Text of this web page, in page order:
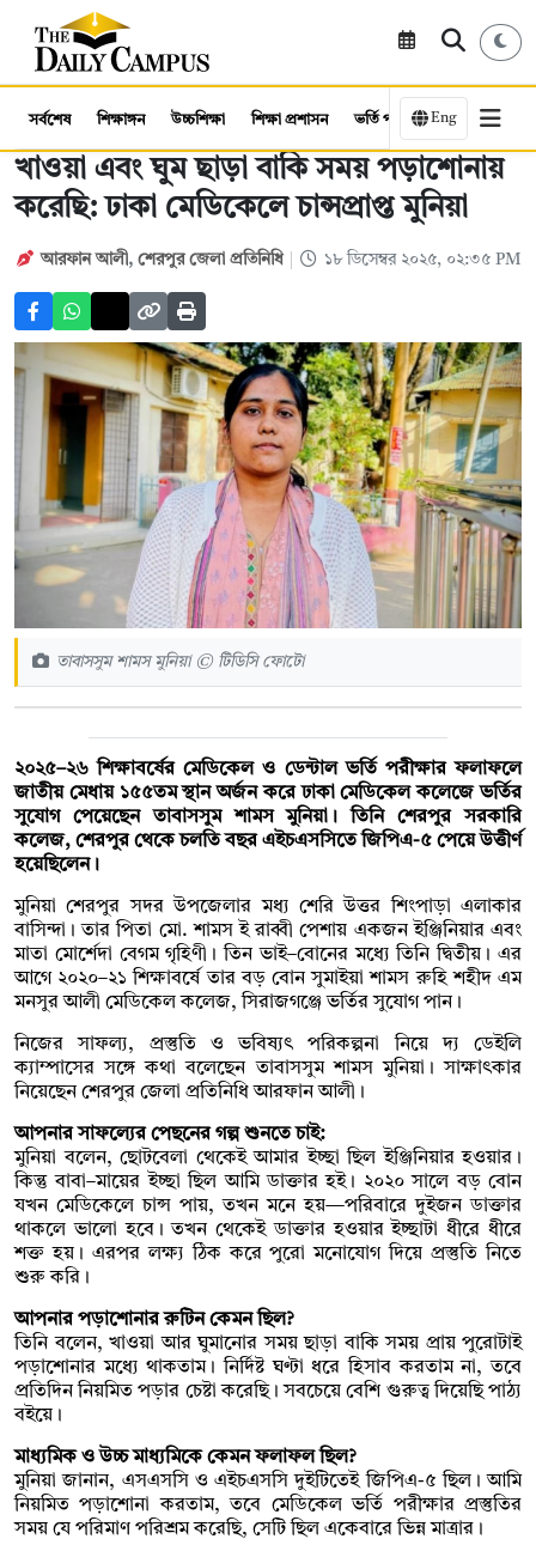
সর্বশেষ শিক্ষাঙ্গন উচ্চশিক্ষা শিক্ষা প্রশাসন ভর্তি পরীক্ষা কর্মসংস্থান
Eng
খাওয়া এবং ঘুম ছাড়া বাকি সময় পড়াশোনায়
করেছি: ঢাকা মেডিকেলে চান্সপ্রাপ্ত মুনিয়া
আরফান আলী, শেরপুর জেলা প্রতিনিধি ১৮ ডিসেম্বর ২০২৫, ০২:৩৫ PM
তাবাসসুম শামস মুনিয়া © টিডিসি ফোটো
২০২৫–২৬ শিক্ষাবর্ষের মেডিকেল ও ডেন্টাল ভর্তি পরীক্ষার ফলাফলে
জাতীয় মেধায় ১৫৫তম স্থান অর্জন করে ঢাকা মেডিকেল কলেজে ভর্তির
সুযোগ পেয়েছেন তাবাসসুম শামস মুনিয়া। তিনি শেরপুর সরকারি
কলেজ, শেরপুর থেকে চলতি বছর এইচএসসিতে জিপিএ-৫ পেয়ে উত্তীর্ণ
হয়েছিলেন।
মুনিয়া শেরপুর সদর উপজেলার মধ্য শেরি উত্তর শিংপাড়া এলাকার
বাসিন্দা। তার পিতা মো. শামস ই রাব্বী পেশায় একজন ইঞ্জিনিয়ার এবং
মাতা মোর্শেদা বেগম গৃহিণী। তিন ভাই–বোনের মধ্যে তিনি দ্বিতীয়। এর
আগে ২০২০–২১ শিক্ষাবর্ষে তার বড় বোন সুমাইয়া শামস রুহি শহীদ এম
মনসুর আলী মেডিকেল কলেজ, সিরাজগঞ্জে ভর্তির সুযোগ পান।
নিজের সাফল্য, প্রস্তুতি ও ভবিষ্যৎ পরিকল্পনা নিয়ে দ্য ডেইলি
ক্যাম্পাসের সঙ্গে কথা বলেছেন তাবাসসুম শামস মুনিয়া। সাক্ষাৎকার
নিয়েছেন শেরপুর জেলা প্রতিনিধি আরফান আলী।
আপনার সাফল্যের পেছনের গল্প শুনতে চাই:
মুনিয়া বলেন, ছোটবেলা থেকেই আমার ইচ্ছা ছিল ইঞ্জিনিয়ার হওয়ার।
কিন্তু বাবা–মায়ের ইচ্ছা ছিল আমি ডাক্তার হই। ২০২০ সালে বড় বোন
যখন মেডিকেলে চান্স পায়, তখন মনে হয়—পরিবারে দুইজন ডাক্তার
থাকলে ভালো হবে। তখন থেকেই ডাক্তার হওয়ার ইচ্ছাটা ধীরে ধীরে
শক্ত হয়। এরপর লক্ষ্য ঠিক করে পুরো মনোযোগ দিয়ে প্রস্তুতি নিতে
শুরু করি।
আপনার পড়াশোনার রুটিন কেমন ছিল?
তিনি বলেন, খাওয়া আর ঘুমানোর সময় ছাড়া বাকি সময় প্রায় পুরোটাই
পড়াশোনার মধ্যে থাকতাম। নির্দিষ্ট ঘণ্টা ধরে হিসাব করতাম না, তবে
প্রতিদিন নিয়মিত পড়ার চেষ্টা করেছি। সবচেয়ে বেশি গুরুত্ব দিয়েছি পাঠ্য
বইয়ে।
মাধ্যমিক ও উচ্চ মাধ্যমিকে কেমন ফলাফল ছিল?
মুনিয়া জানান, এসএসসি ও এইচএসসি দুইটিতেই জিপিএ-৫ ছিল। আমি
নিয়মিত পড়াশোনা করতাম, তবে মেডিকেল ভর্তি পরীক্ষার প্রস্তুতির
সময় যে পরিমাণ পরিশ্রম করেছি, সেটি ছিল একেবারে ভিন্ন মাত্রার।